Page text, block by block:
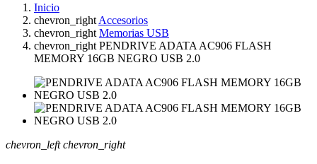
Inicio
chevron_right Accesorios
chevron_right Memorias USB
chevron_right PENDRIVE ADATA AC906 FLASH
MEMORY 16GB NEGRO USB 2.0
chevron_left chevron_right